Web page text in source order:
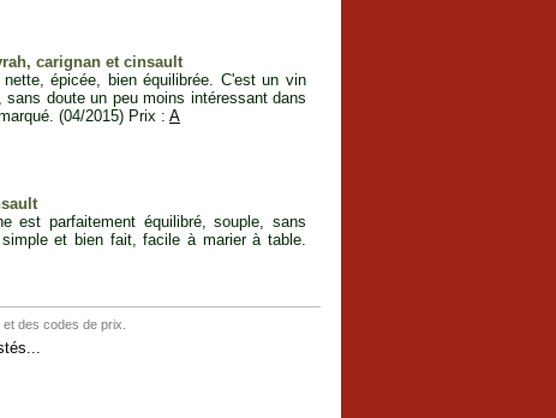
carignan et cinsault
épicée, bien équilibrée. C'est un vin
doute un peu moins intéressant dans
(04/2015) Prix : A
est parfaitement équilibré, souple, sans
et bien fait, facile à marier à table.
des codes de prix.